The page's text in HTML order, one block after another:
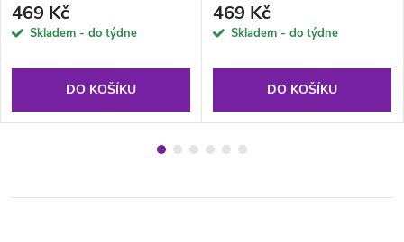
469 Kč
Skladem - do týdne
DO KOŠÍKU
469 Kč
Skladem - do týdne
DO KOŠÍKU